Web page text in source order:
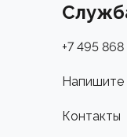
+7 495 868
Напишите
Контакты